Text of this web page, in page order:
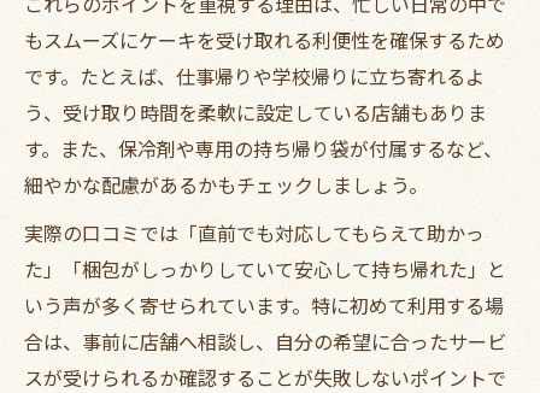
もスムーズにケーキを受け取れる利便性を確保するため
です。たとえば、仕事帰りや学校帰りに立ち寄れるよ
う、受け取り時間を柔軟に設定している店舗もありま
す。また、保冷剤や専用の持ち帰り袋が付属するなど、
細やかな配慮があるかもチェックしましょう。
実際の口コミでは「直前でも対応してもらえて助かっ
た」「梱包がしっかりしていて安心して持ち帰れた」と
いう声が多く寄せられています。特に初めて利用する場
合は、事前に店舗へ相談し、自分の希望に合ったサービ
スが受けられるか確認することが失敗しないポイントで